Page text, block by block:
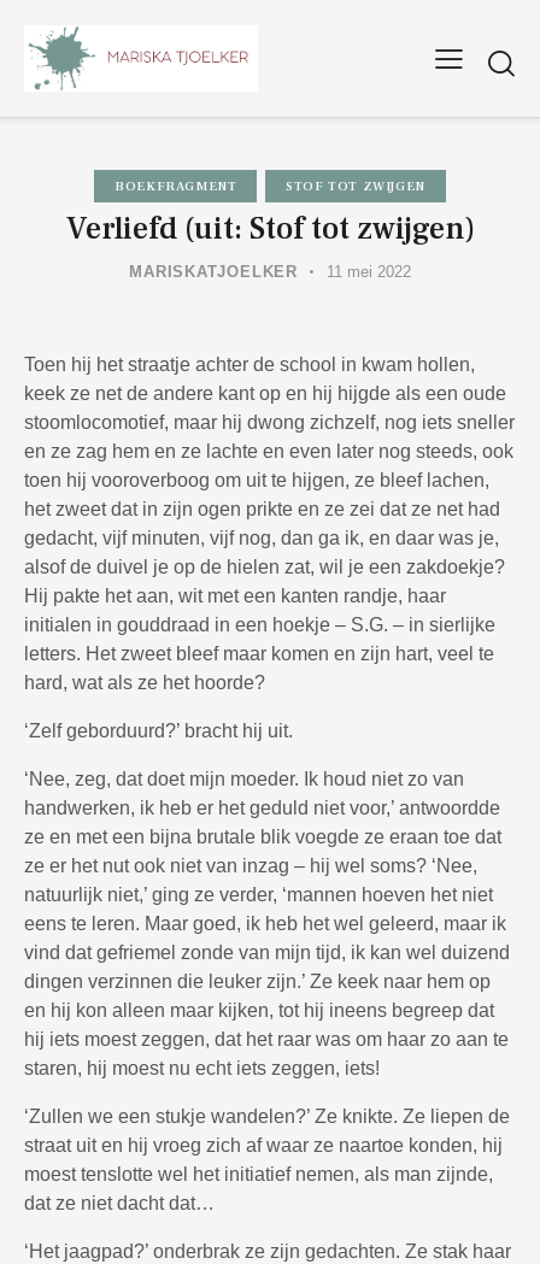
BOEKFRAGMENT STOF TOT ZWIJGEN
Verliefd (uit: Stof tot zwijgen)
MARISKATJOELKER 11 mei 2022
Toen hij het straatje achter de school in kwam hollen,
keek ze net de andere kant op en hij hijgde als een oude
stoomlocomotief, maar hij dwong zichzelf, nog iets sneller
en ze zag hem en ze lachte en even later nog steeds, ook
toen hij vooroverboog om uit te hijgen, ze bleef lachen,
het zweet dat in zijn ogen prikte en ze zei dat ze net had
gedacht, vijf minuten, vijf nog, dan ga ik, en daar was je,
alsof de duivel je op de hielen zat, wil je een zakdoekje?
Hij pakte het aan, wit met een kanten randje, haar
initialen in gouddraad in een hoekje – S.G. – in sierlijke
letters. Het zweet bleef maar komen en zijn hart, veel te
hard, wat als ze het hoorde?
‘Zelf geborduurd?’ bracht hij uit.
‘Nee, zeg, dat doet mijn moeder. Ik houd niet zo van
handwerken, ik heb er het geduld niet voor,’ antwoordde
ze en met een bijna brutale blik voegde ze eraan toe dat
ze er het nut ook niet van inzag – hij wel soms? ‘Nee,
natuurlijk niet,’ ging ze verder, ‘mannen hoeven het niet
eens te leren. Maar goed, ik heb het wel geleerd, maar ik
vind dat gefriemel zonde van mijn tijd, ik kan wel duizend
dingen verzinnen die leuker zijn.’ Ze keek naar hem op
en hij kon alleen maar kijken, tot hij ineens begreep dat
hij iets moest zeggen, dat het raar was om haar zo aan te
staren, hij moest nu echt iets zeggen, iets!
‘Zullen we een stukje wandelen?’ Ze knikte. Ze liepen de
straat uit en hij vroeg zich af waar ze naartoe konden, hij
moest tenslotte wel het initiatief nemen, als man zijnde,
dat ze niet dacht dat…
‘Het jaagpad?’ onderbrak ze zijn gedachten. Ze stak haar